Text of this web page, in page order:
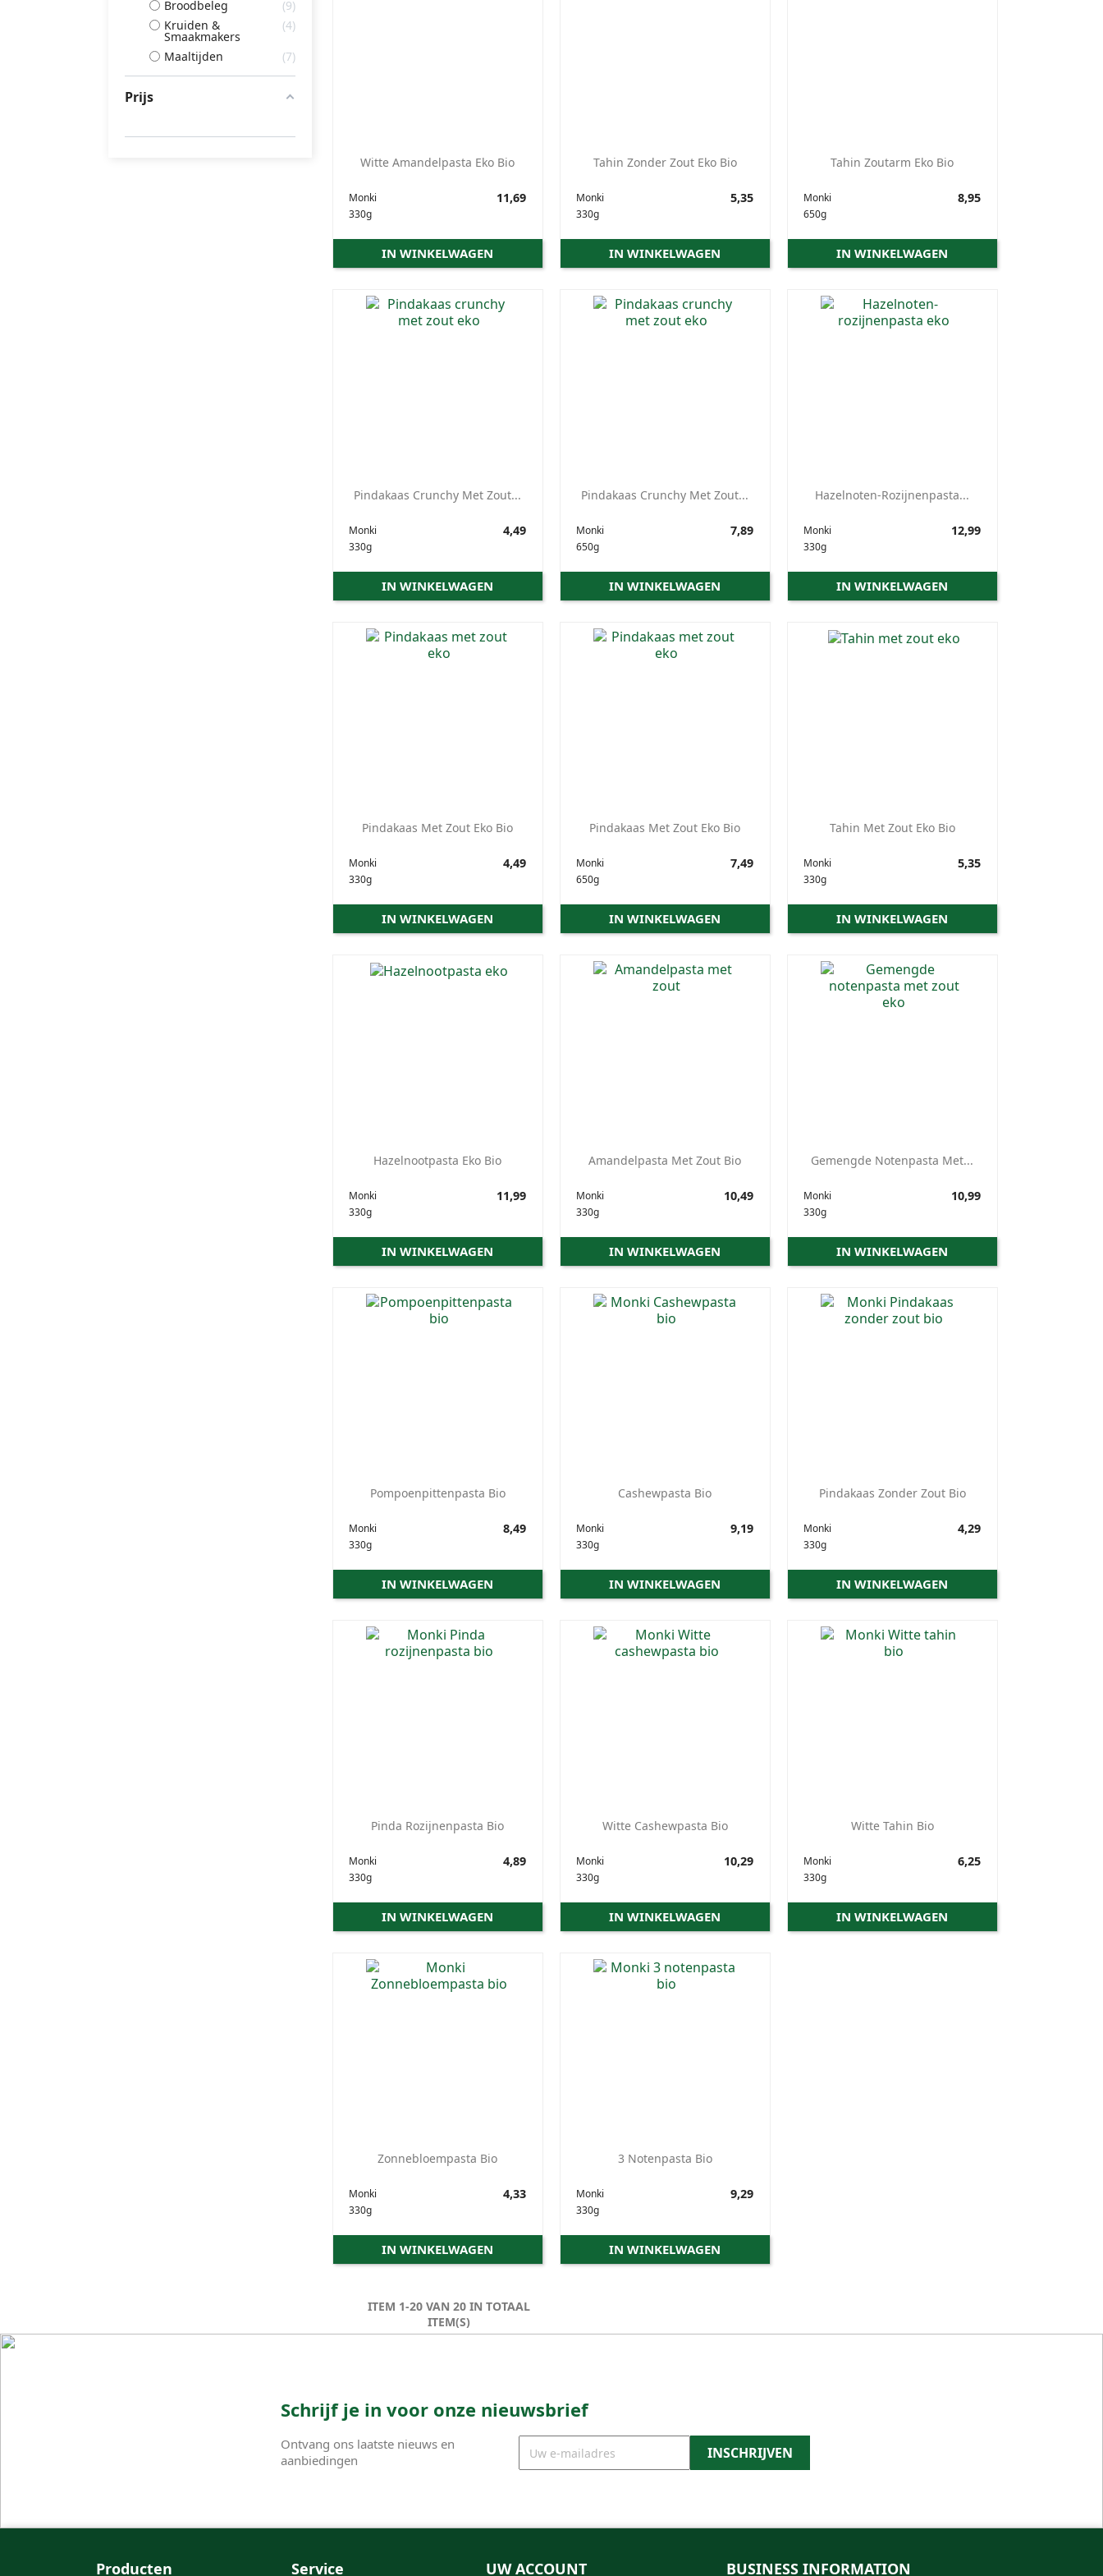
Broodbeleg
9
Kruiden &
Smaakmakers
4
Maaltijden
7
Prijs
Witte Amandelpasta Eko Bio
Monki
330g
Prijs
11,69
IN WINKELWAGEN
Tahin Zonder Zout Eko Bio
Monki
330g
Prijs5,35
IN WINKELWAGEN
Tahin Zoutarm Eko Bio
Monki
650g
Prijs8,95
IN WINKELWAGEN
Pindakaas Crunchy Met Zout...
Monki
330g
Prijs4,49
IN WINKELWAGEN
Pindakaas Crunchy Met Zout...
Monki
650g
Prijs7,89
IN WINKELWAGEN
Hazelnoten-Rozijnenpasta...
Monki
330g
Prijs
12,99
IN WINKELWAGEN
Pindakaas Met Zout Eko Bio
Monki
330g
Prijs4,49
IN WINKELWAGEN
Pindakaas Met Zout Eko Bio
Monki
650g
Prijs7,49
IN WINKELWAGEN
Tahin Met Zout Eko Bio
Monki
330g
Prijs5,35
IN WINKELWAGEN
Hazelnootpasta Eko Bio
Monki
330g
Prijs
11,99
IN WINKELWAGEN
Amandelpasta Met Zout Bio
Monki
330g
Prijs
10,49
IN WINKELWAGEN
Gemengde Notenpasta Met...
Monki
330g
Prijs
10,99
IN WINKELWAGEN
Pompoenpittenpasta Bio
Monki
330g
Prijs8,49
IN WINKELWAGEN
Cashewpasta Bio
Monki
330g
Prijs9,19
IN WINKELWAGEN
Pindakaas Zonder Zout Bio
Monki
330g
Prijs4,29
IN WINKELWAGEN
Pinda Rozijnenpasta Bio
Monki
330g
Prijs4,89
IN WINKELWAGEN
Witte Cashewpasta Bio
Monki
330g
Prijs
10,29
IN WINKELWAGEN
Witte Tahin Bio
Monki
330g
Prijs6,25
IN WINKELWAGEN
Zonnebloempasta Bio
Monki
330g
Prijs4,33
IN WINKELWAGEN
3 Notenpasta Bio
Monki
330g
Prijs9,29
IN WINKELWAGEN
ITEM 1-20 VAN 20 IN TOTAAL
ITEM(S)
Schrijf je in voor onze nieuwsbrief
Ontvang ons laatste nieuws en
aanbiedingen
Producten Service UW ACCOUNT BUSINESS INFORMATION